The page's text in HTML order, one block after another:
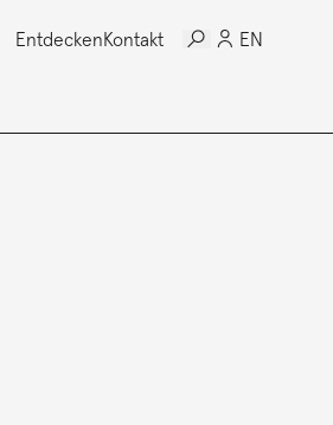
EntdeckenKontakt EN